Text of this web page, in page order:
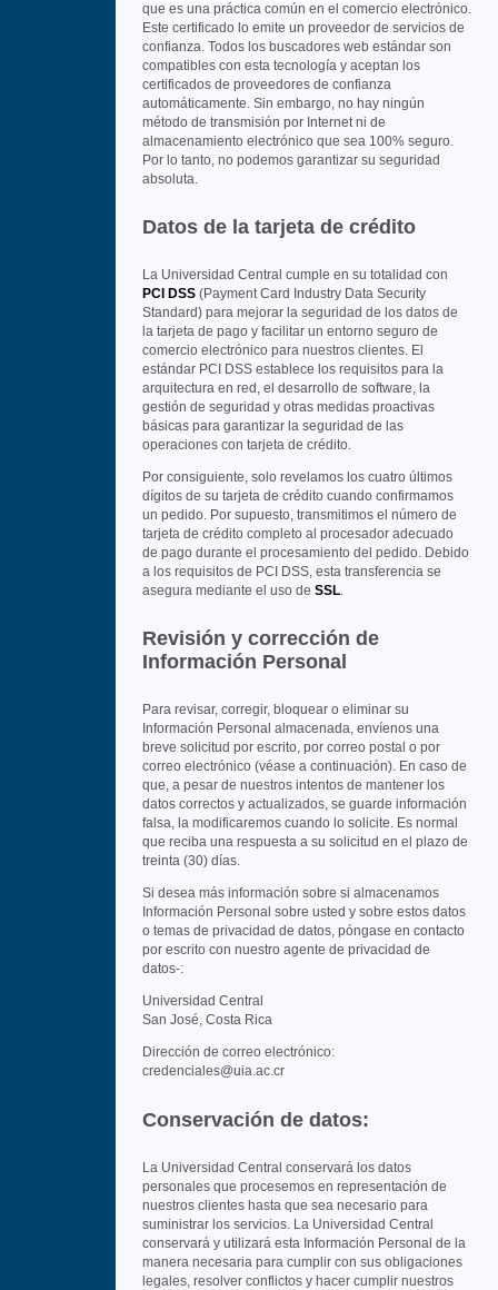
que es una práctica común en el comercio electrónico.
Este certificado lo emite un proveedor de servicios de
confianza. Todos los buscadores web estándar son
compatibles con esta tecnología y aceptan los
certificados de proveedores de confianza
automáticamente. Sin embargo, no hay ningún
método de transmisión por Internet ni de
almacenamiento electrónico que sea 100% seguro.
Por lo tanto, no podemos garantizar su seguridad
absoluta.
Datos de la tarjeta de crédito
La Universidad Central cumple en su totalidad con
PCI DSS (Payment Card Industry Data Security
Standard) para mejorar la seguridad de los datos de
la tarjeta de pago y facilitar un entorno seguro de
comercio electrónico para nuestros clientes. El
estándar PCI DSS establece los requisitos para la
arquitectura en red, el desarrollo de software, la
gestión de seguridad y otras medidas proactivas
básicas para garantizar la seguridad de las
operaciones con tarjeta de crédito.
Por consiguiente, solo revelamos los cuatro últimos
dígitos de su tarjeta de crédito cuando confirmamos
un pedido. Por supuesto, transmitimos el número de
tarjeta de crédito completo al procesador adecuado
de pago durante el procesamiento del pedido. Debido
a los requisitos de PCI DSS, esta transferencia se
asegura mediante el uso de SSL.
Revisión y corrección de
Información Personal
Para revisar, corregir, bloquear o eliminar su
Información Personal almacenada, envíenos una
breve solicitud por escrito, por correo postal o por
correo electrónico (véase a continuación). En caso de
que, a pesar de nuestros intentos de mantener los
datos correctos y actualizados, se guarde información
falsa, la modificaremos cuando lo solicite. Es normal
que reciba una respuesta a su solicitud en el plazo de
treinta (30) días.
Si desea más información sobre si almacenamos
Información Personal sobre usted y sobre estos datos
o temas de privacidad de datos, póngase en contacto
por escrito con nuestro agente de privacidad de
datos-:
Universidad Central
San José, Costa Rica
Dirección de correo electrónico:
credenciales@uia.ac.cr
Conservación de datos:
La Universidad Central conservará los datos
personales que procesemos en representación de
nuestros clientes hasta que sea necesario para
suministrar los servicios. La Universidad Central
conservará y utilizará esta Información Personal de la
manera necesaria para cumplir con sus obligaciones
legales, resolver conflictos y hacer cumplir nuestros